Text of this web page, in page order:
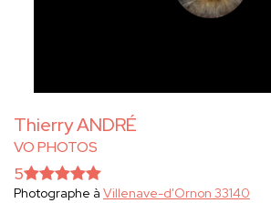
Thierry ANDRÉ
VO PHOTOS
5
Photographe à Villenave-d'Ornon 33140